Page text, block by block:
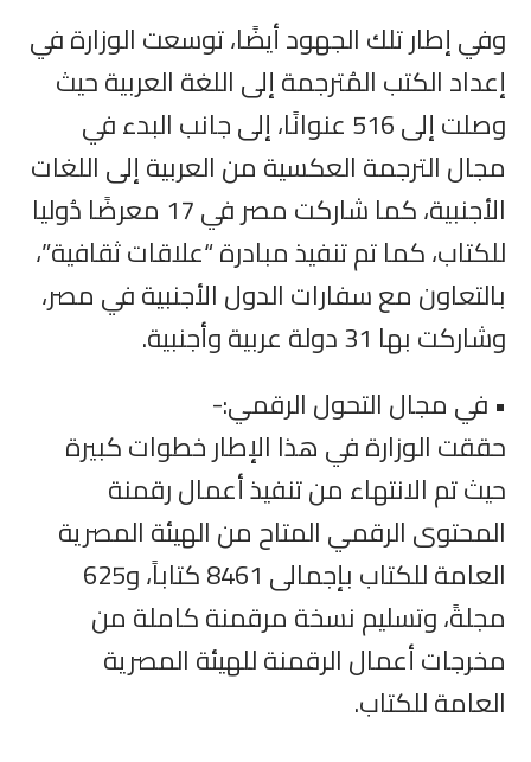
وفي إطار تلك الجهود أيضًا، توسعت الوزارة في
إعداد الكتب المُترجمة إلى اللغة العربية حيث
وصلت إلى 516 عنوانًا، إلى جانب البدء في
مجال الترجمة العكسية من العربية إلى اللغات
الأجنبية، كما شاركت مصر في 17 معرضًا دُوليا
للكتاب، كما تم تنفيذ مبادرة “علاقات ثقافية”،
بالتعاون مع سفارات الدول الأجنبية في مصر،
وشاركت بها 31 دولة عربية وأجنبية.
• في مجال التحول الرقمي:-
حققت الوزارة في هذا الإطار خطوات كبيرة
حيث تم الانتهاء من تنفيذ أعمال رقمنة
المحتوى الرقمي المتاح من الهيئة المصرية
العامة للكتاب بإجمالى 8461 كتاباً، و625
مجلةً، وتسليم نسخة مرقمنة كاملة من
مخرجات أعمال الرقمنة للهيئة المصرية
العامة للكتاب.